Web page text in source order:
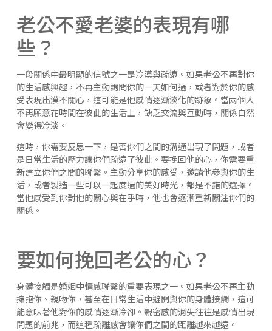
老公不愛老婆的表現有哪
些？
一段關係中最明顯的信號之一是冷漠與疏遠。如果老公不再對你
的生活感興趣，不再主動詢問你的一天如何過，或者對於你的感
受表現出漠不關心，這可能是他感情逐漸淡化的跡象。當兩個人
不再願意花時間在彼此的生活上，缺乏交流與互動時，關係自然
會變得冷淡。
這時，你需要反思一下，是否你們之間的溝通出現了問題，或者
是日常生活的壓力讓你們疏遠了彼此。要挽回他的心，你需要重
新建立你們之間的聯繫。主動分享你的感受，邀請他參與你的生
活，或者製造一些可以一起度過的美好時光，都是不錯的選擇。
當他感受到你對他的關心與在乎時，他也會逐漸重新關注你們的
關係。
要如何挽回老公的心？
身體接觸是婚姻中情感聯繫的重要表現之一。如果老公不再主動
擁抱你、親吻你，甚至在日常生活中避開與你的身體接觸，這可
能意味著他對你的感情逐漸冷卻。親密感的消失往往是感情出現
問題的前兆，而這種疏離感會讓你們之間的距離越來越遠。